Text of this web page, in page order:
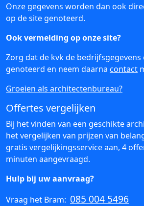
Onze gegevens worden dan ook
op de site genoteerd.
Ook vermelding op onze site?
Zorg dat de kvk de
genoteerd en neem daarna contact
Groeien als architectenbureau?
Offertes vergelijken
Bij het vinden van een geschikte
het vergelijken van prijzen van
gratis vergelijkingsservice aan, 4
minuten aangevraagd.
Hulp bij uw aanvraag?
Vraag het Bram: 085 004 5496